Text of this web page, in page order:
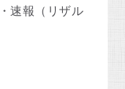
速報（リザル